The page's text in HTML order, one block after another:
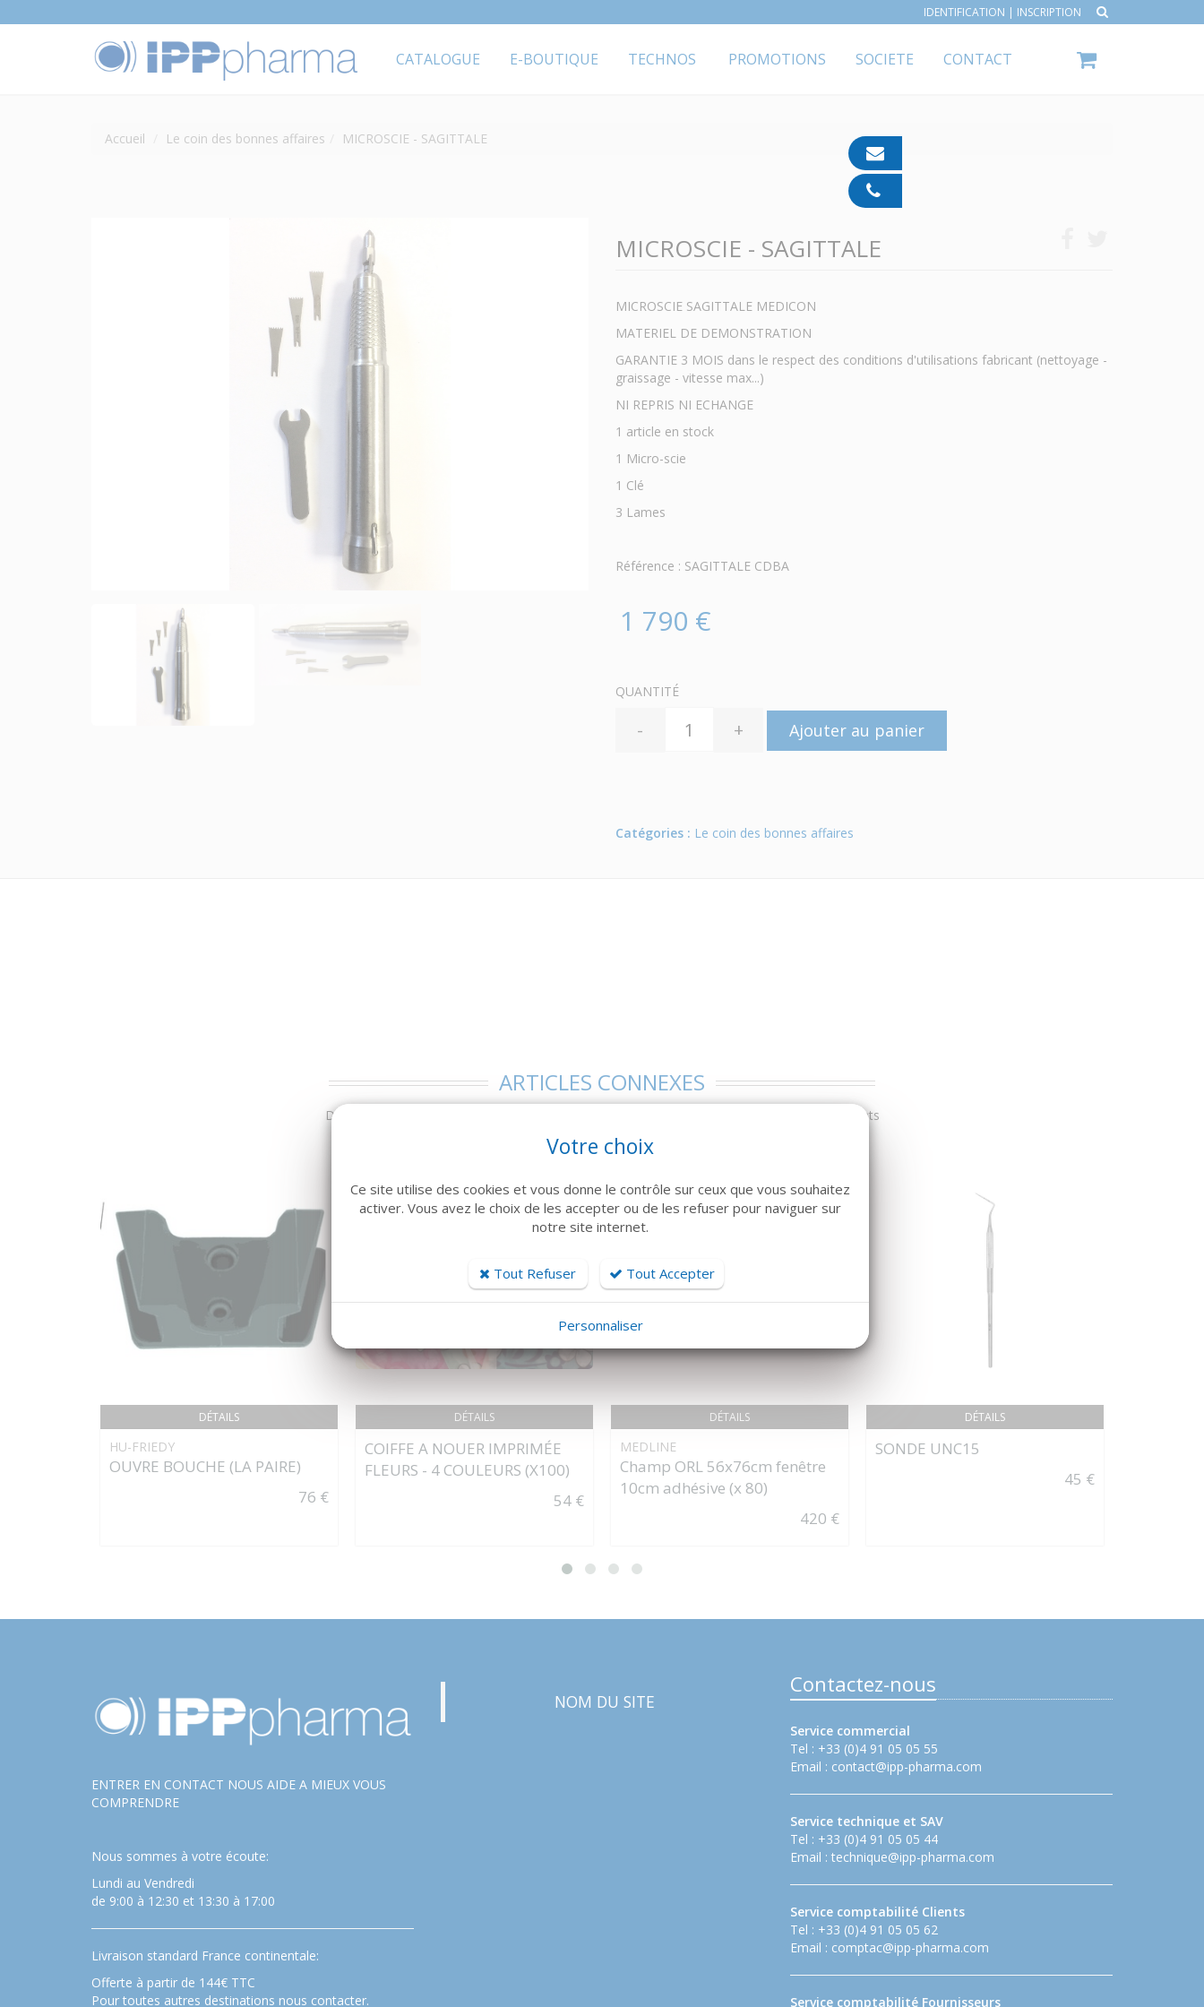
IDENTIFICATION | INSCRIPTION
CATALOGUE E-BOUTIQUE TECHNOS PROMOTIONS SOCIETE CONTACT
Accueil Le coin des bonnes affaires MICROSCIE - SAGITTALE
MICROSCIE - SAGITTALE
MICROSCIE SAGITTALE MEDICON
MATERIEL DE DEMONSTRATION
GARANTIE 3 MOIS dans le respect des conditions d'utilisations fabricant (nettoyage -
graissage - vitesse max...)
NI REPRIS NI ECHANGE
1 article en stock
1 Micro-scie
1 Clé
3 Lames
Référence : SAGITTALE CDBA
1 790 €
QUANTITÉ
- + Ajouter au panier
Catégories : Le coin des bonnes affaires
ARTICLES CONNEXES
Dans la même famille de produits, découvrez également ces produits plébiscités par nos clients
DÉTAILS
HU-FRIEDY
OUVRE BOUCHE (LA PAIRE)
76 €
DÉTAILS
COIFFE A NOUER IMPRIMÉE
FLEURS - 4 COULEURS (X100)
54 €
DÉTAILS
MEDLINE
Champ ORL 56x76cm fenêtre
10cm adhésive (x 80)
420 €
DÉTAILS
SONDE UNC15
45 €
ENTRER EN CONTACT NOUS AIDE A MIEUX VOUS
COMPRENDRE
Nous sommes à votre écoute:
Lundi au Vendredi
de 9:00 à 12:30 et 13:30 à 17:00
Livraison standard France continentale:
Offerte à partir de 144€ TTC
Pour toutes autres destinations nous contacter.
NOM DU SITE
Contactez-nous
Service commercial
Tel : +33 (0)4 91 05 05 55
Email : contact@ipp-pharma.com
Service technique et SAV
Tel : +33 (0)4 91 05 05 44
Email : technique@ipp-pharma.com
Service comptabilité Clients
Tel : +33 (0)4 91 05 05 62
Email : comptac@ipp-pharma.com
Service comptabilité Fournisseurs
pharma.com
91
Votre choix
Ce site utilise des cookies et vous donne le contrôle sur ceux que vous souhaitez
activer. Vous avez le choix de les accepter ou de les refuser pour naviguer sur
notre site internet.
Tout Refuser Tout Accepter
Personnaliser